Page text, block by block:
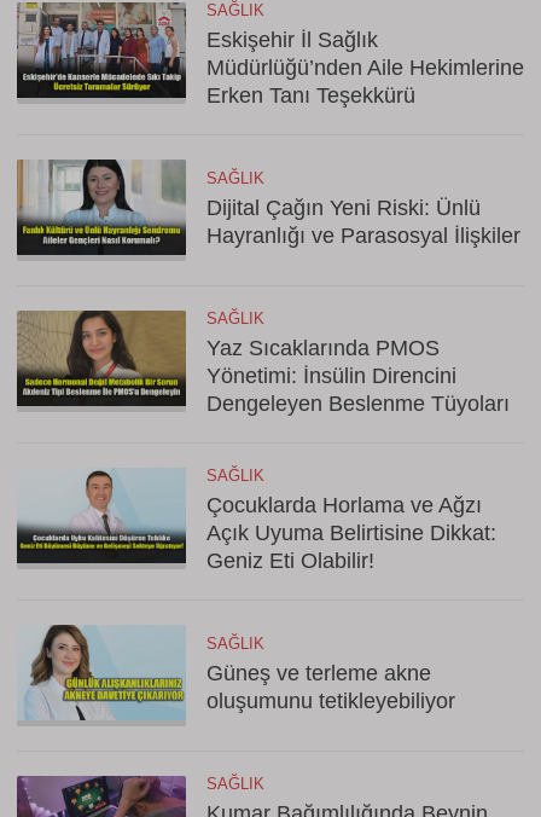
SAĞLIK
Eskişehir İl Sağlık
Müdürlüğü’nden Aile Hekimlerine
Erken Tanı Teşekkürü
SAĞLIK
Dijital Çağın Yeni Riski: Ünlü
Hayranlığı ve Parasosyal İlişkiler
SAĞLIK
Yaz Sıcaklarında PMOS
Yönetimi: İnsülin Direncini
Dengeleyen Beslenme Tüyoları
SAĞLIK
Çocuklarda Horlama ve Ağzı
Açık Uyuma Belirtisine Dikkat:
Geniz Eti Olabilir!
SAĞLIK
Güneş ve terleme akne
oluşumunu tetikleyebiliyor
SAĞLIK